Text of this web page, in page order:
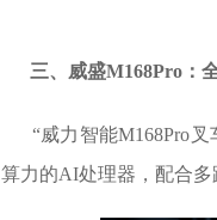
三、威盛M168Pro：
“威力智能M168Pro
算力的AI处理器，配合多